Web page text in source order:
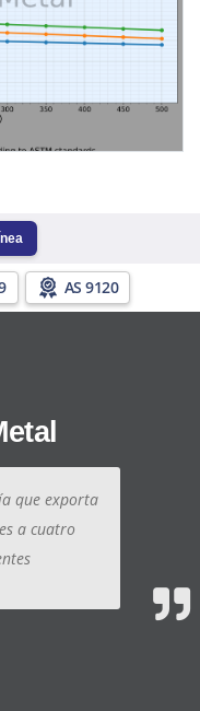
AS 9120
que exporta
a cuatro